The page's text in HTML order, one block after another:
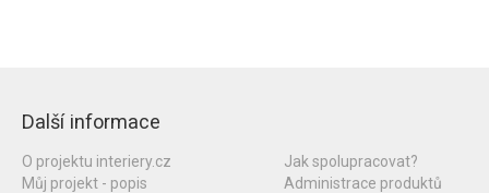
Další informace
O projektu interiery.cz
Můj projekt - popis
Jak spolupracovat?
Administrace produktů